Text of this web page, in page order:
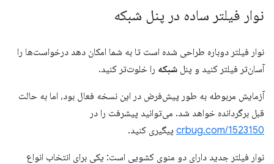
نوار فیلتر ساده در پنل شبکه
نوار فیلتر دوباره طراحی شده است تا به شما امکان دهد درخواست‌ها را
آسان‌تر فیلتر کنید و پنل شبکه را خلوت‌تر کنید.
آزمایش مربوطه به طور پیش‌فرض در این نسخه فعال بود، اما به حالت
قبل برگردانده خواهد شد. می‌توانید پیشرفت را در
crbug.com/1523150 پیگیری کنید.
نوار فیلتر جدید دارای دو منوی کشویی است: یکی برای انتخاب انواع